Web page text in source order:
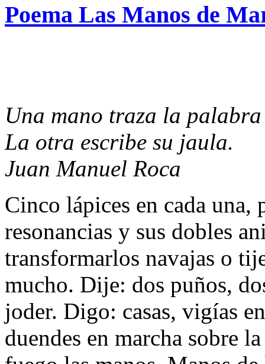
Poema Las Manos de
Una mano traza la
La otra escribe su jaula.
Juan Manuel Roca
Cinco lápices en cada una,
resonancias y sus dobles
transformarlos navajas o
mucho. Dije: dos puños,
joder. Digo: casas, vigías
duendes en marcha sobre